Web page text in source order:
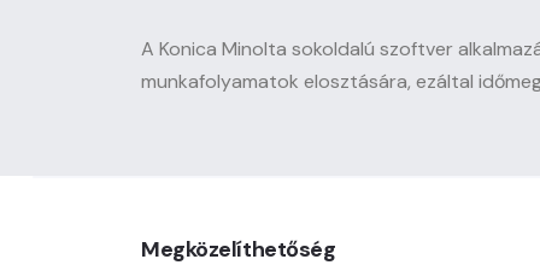
A Konica Minolta sokoldalú szoftver
munkafolyamatok elosztására, ezáltal
Megközelíthetőség